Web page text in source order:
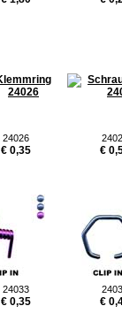
24026
€ 0,35 €
24033
€ 0,35 €